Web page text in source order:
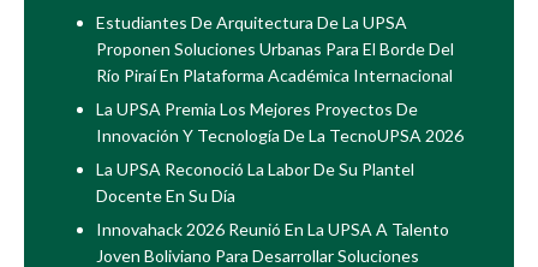
Estudiantes De Arquitectura De La UPSA
Proponen Soluciones Urbanas Para El Borde Del
Río Piraí En Plataforma Académica Internacional
La UPSA Premia Los Mejores Proyectos De
Innovación Y Tecnología De La TecnoUPSA 2026
La UPSA Reconoció La Labor De Su Plantel
Docente En Su Día
Innovahack 2026 Reunió En La UPSA A Talento
Joven Boliviano Para Desarrollar Soluciones